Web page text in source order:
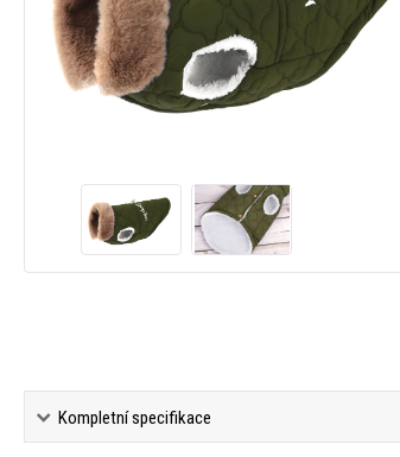
Kompletní specifikace